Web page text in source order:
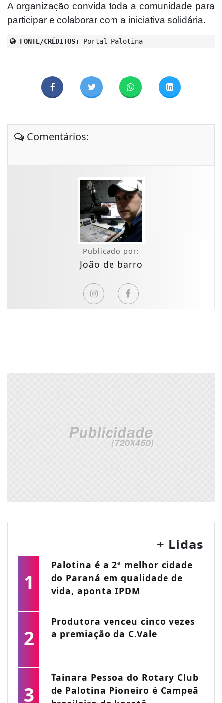
A organização convida toda a comunidade para
participar e colaborar com a iniciativa solidária.
FONTE/CRÉDITOS: Portal Palotina
Comentários:
Publicado por:
João de barro
+ Lidas
1
Palotina é a 2ª melhor cidade
do Paraná em qualidade de
vida, aponta IPDM
2
Produtora venceu cinco vezes
a premiação da C.Vale
3
Tainara Pessoa do Rotary Club
de Palotina Pioneiro é Campeã